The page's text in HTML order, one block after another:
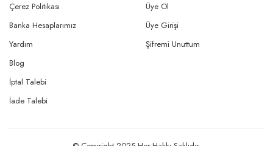
Çerez Politikası
Banka Hesaplarımız
Yardım
Üye Ol
Üye Girişi
Şifremi Unuttum
Blog
İptal Talebi
İade Talebi